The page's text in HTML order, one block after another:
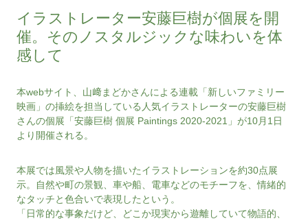
イラストレーター安藤巨樹が個展を開
催。そのノスタルジックな味わいを体
感して
本webサイト、山﨑まどかさんによる連載「新しいファミリー
映画」の挿絵を担当している人気イラストレーターの安藤巨樹
さんの個展「安藤巨樹 個展 Paintings 2020-2021」が10月1日
より開催される。
本展では風景や人物を描いたイラストレーションを約30点展
示。自然や町の景観、車や船、電車などのモチーフを、情緒的
なタッチと色合いで表現したという。
「日常的な事象だけど、どこか現実から遊離していて物語的、